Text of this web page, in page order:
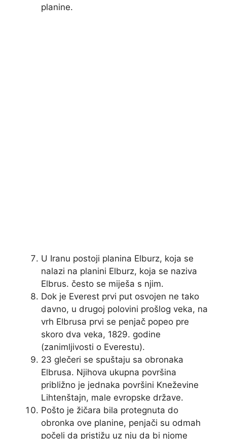
planine.
U Iranu postoji planina Elburz, koja se
nalazi na planini Elburz, koja se naziva
Elbrus. često se miješa s njim.
Dok je Everest prvi put osvojen ne tako
davno, u drugoj polovini prošlog veka, na
vrh Elbrusa prvi se penjač popeo pre
skoro dva veka, 1829. godine
(zanimljivosti o Everestu).
23 glečeri se spuštaju sa obronaka
Elbrusa. Njihova ukupna površina
približno je jednaka površini Kneževine
Lihtenštajn, male evropske države.
Pošto je žičara bila protegnuta do
obronka ove planine, penjači su odmah
počeli da pristižu uz nju da bi njome